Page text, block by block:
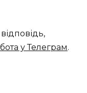
у Телеграм.